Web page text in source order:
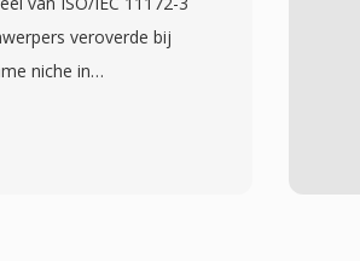
geluidshardware
realtime afspelen
zijn eenvoud heeft
als één van de
veroverde bij
niche in
van vandaag bezet